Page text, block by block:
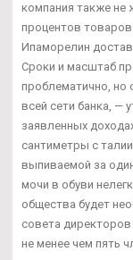
компания также не
процентов
Ипаморелин
Сроки и масштаб
проблематично, но
всей сети банка, —
заявленных
сантиметры с
выпиваемой за
мочи в обуви
общества будет
совета
не менее чем пять